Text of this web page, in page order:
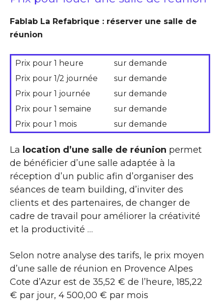
Fablab La Refabrique : réserver une salle de
réunion
Prix pour 1 heure
sur demande
Prix pour 1/2 journée
sur demande
Prix pour 1 journée
sur demande
Prix pour 1 semaine
sur demande
Prix pour 1 mois
sur demande
La location d’une salle de réunion permet
de bénéficier d’une salle adaptée à la
réception d’un public afin d’organiser des
séances de team building, d’inviter des
clients et des partenaires, de changer de
cadre de travail pour améliorer la créativité
et la productivité …
Selon notre analyse des tarifs, le prix moyen
d’une salle de réunion en Provence Alpes
Cote d’Azur est de 35,52 € de l’heure, 185,22
€ par jour, 4 500,00 € par mois